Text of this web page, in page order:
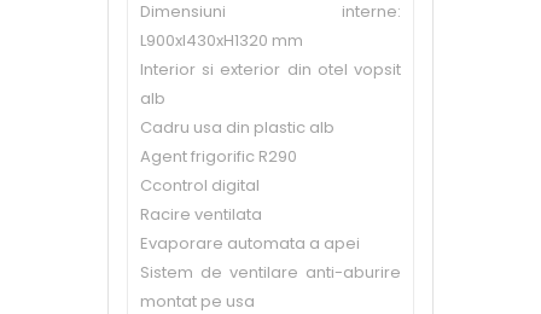
Dimensiuni interne:
L900xl430xH1320 mm
Interior si exterior din otel vopsit
alb
Cadru usa din plastic alb
Agent frigorific R290
Ccontrol digital
Racire ventilata
Evaporare automata a apei
Sistem de ventilare anti-aburire
montat pe usa